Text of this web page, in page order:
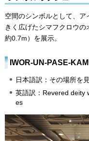
空間のシンボルとして、
きく広げたシマフクロウ
約0.7m）を展示。
IWOR-UN-PASE-
日本語訳：その場所を
英語訳：Revered deity
es